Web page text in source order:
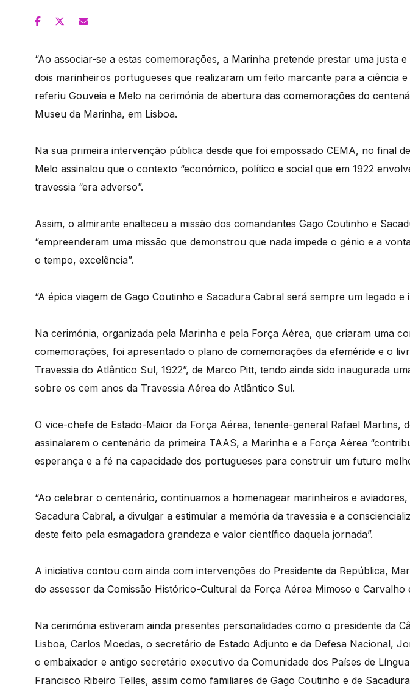
“Ao associar-se a estas comemorações, a Marinha pretende prestar uma justa
dois marinheiros portugueses que realizaram um feito marcante para a ciência e
referiu Gouveia e Melo na cerimónia de abertura das comemorações do
Museu da Marinha, em Lisboa.
Na sua primeira intervenção pública desde que foi empossado CEMA, no final
Melo assinalou que o contexto “económico, político e social que em 1922
travessia “era adverso”.
Assim, o almirante enalteceu a missão dos comandantes Gago Coutinho e
“empreenderam uma missão que demonstrou que nada impede o génio e a
o tempo, excelência”.
“A épica viagem de Gago Coutinho e Sacadura Cabral será sempre um legado e
Na cerimónia, organizada pela Marinha e pela Força Aérea, que criaram uma
comemorações, foi apresentado o plano de comemorações da efeméride e o
Travessia do Atlântico Sul, 1922”, de Marco Pitt, tendo ainda sido inaugurada
sobre os cem anos da Travessia Aérea do Atlântico Sul.
O vice-chefe de Estado-Maior da Força Aérea, tenente-general Rafael Martins,
assinalarem o centenário da primeira TAAS, a Marinha e a Força Aérea
esperança e a fé na capacidade dos portugueses para construir um futuro
“Ao celebrar o centenário, continuamos a homenagear marinheiros e
Sacadura Cabral, a divulgar a estimular a memória da travessia e a
deste feito pela esmagadora grandeza e valor científico daquela jornada”.
A iniciativa contou com ainda com intervenções do Presidente da República,
do assessor da Comissão Histórico-Cultural da Força Aérea Mimoso e Carvalho
Na cerimónia estiveram ainda presentes personalidades como o presidente da
Lisboa, Carlos Moedas, o secretário de Estado Adjunto e da Defesa Nacional,
o embaixador e antigo secretário executivo da Comunidade dos Países de
Francisco Ribeiro Telles, assim como familiares de Gago Coutinho e de